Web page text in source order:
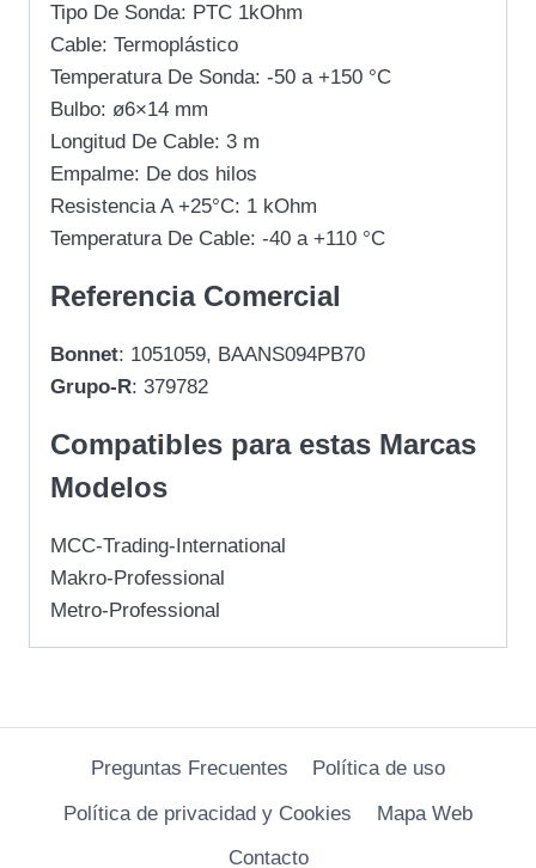
Tipo De Sonda: PTC 1kOhm
Cable: Termoplástico
Temperatura De Sonda: -50 a +150 °C
Bulbo: ø6×14 mm
Longitud De Cable: 3 m
Empalme: De dos hilos
Resistencia A +25°C: 1 kOhm
Temperatura De Cable: -40 a +110 °C
Referencia Comercial
Bonnet: 1051059, BAANS094PB70
Grupo-R: 379782
Compatibles para estas Marcas
Modelos
MCC-Trading-International
Makro-Professional
Metro-Professional
Preguntas Frecuentes
Política de uso
Política de privacidad y Cookies
Mapa Web
Contacto